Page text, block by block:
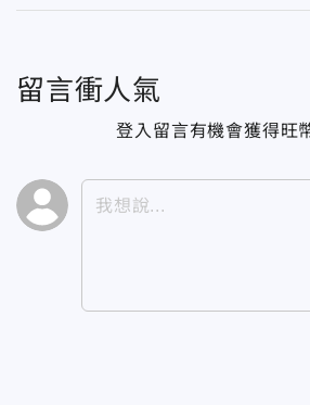
留言衝人氣
登入留言有機會獲得旺